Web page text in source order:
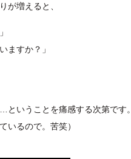
が増えると、
ますか？」
いうことを痛感する次第です。
いるので。苦笑）